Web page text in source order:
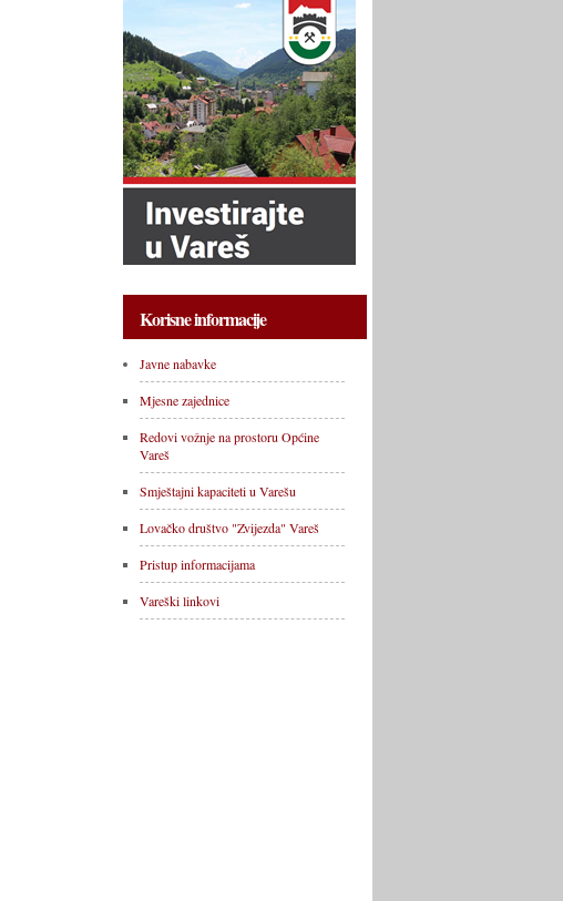
Korisne informacije
Javne nabavke
Mjesne zajednice
Redovi vožnje na prostoru Općine
Vareš
Smještajni kapaciteti u Varešu
Lovačko društvo "Zvijezda" Vareš
Pristup informacijama
Vareški linkovi